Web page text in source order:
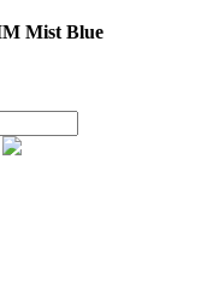
Mist Blue